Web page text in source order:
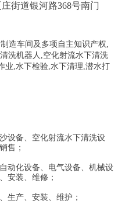
街道银河路368号南门
造车间及多项自主知识产权,
洗机器人,空化射流水下清洗
业,水下检验,水下清理,潜水打
设备、空化射流水下清洗设
售；
动化设备、电气设备、机械设
安装、维修；
生产、安装、维护；